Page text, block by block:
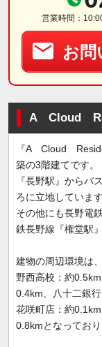
営業時間：
お問
A Cloud
『A Cloud
築の3階建てです。
『長野駅』からバ
ろに立地しています
その他にも長野電
鉄長野線『権堂駅
建物の周辺環境は
野西高校：約
0.4km、八十二銀
花咲町店：約
0.8kmとなっており